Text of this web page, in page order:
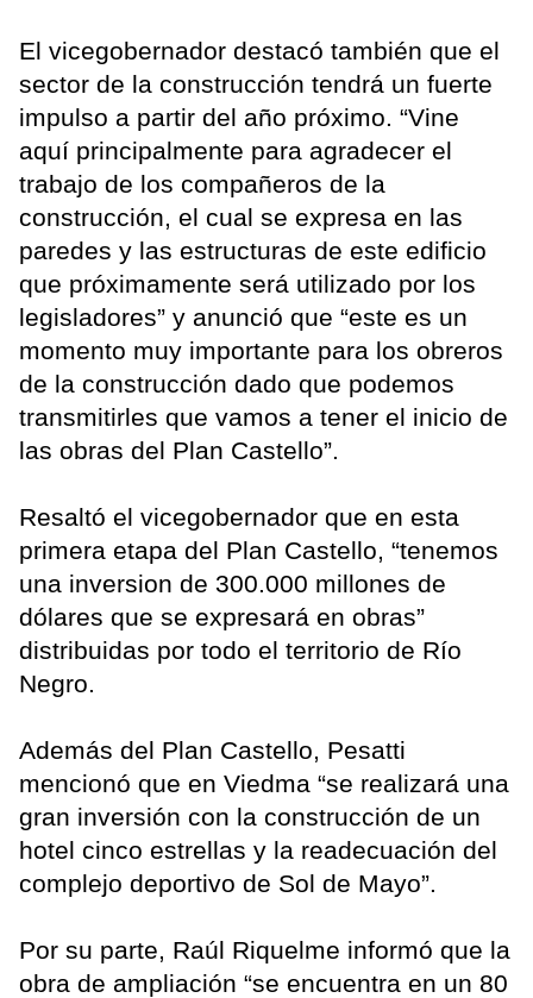
El vicegobernador destacó también que el
sector de la construcción tendrá un fuerte
impulso a partir del año próximo. “Vine
aquí principalmente para agradecer el
trabajo de los compañeros de la
construcción, el cual se expresa en las
paredes y las estructuras de este edificio
que próximamente será utilizado por los
legisladores” y anunció que “este es un
momento muy importante para los obreros
de la construcción dado que podemos
transmitirles que vamos a tener el inicio de
las obras del Plan Castello”.
Resaltó el vicegobernador que en esta
primera etapa del Plan Castello, “tenemos
una inversion de 300.000 millones de
dólares que se expresará en obras”
distribuidas por todo el territorio de Río
Negro.
Además del Plan Castello, Pesatti
mencionó que en Viedma “se realizará una
gran inversión con la construcción de un
hotel cinco estrellas y la readecuación del
complejo deportivo de Sol de Mayo”.
Por su parte, Raúl Riquelme informó que la
obra de ampliación “se encuentra en un 80